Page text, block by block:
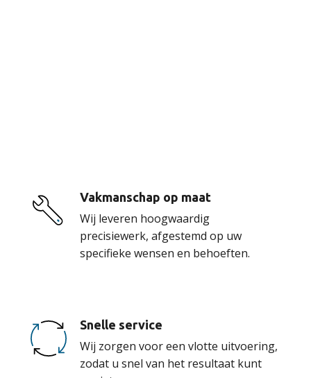
Vakmanschap op maat
Wij leveren hoogwaardig
precisiewerk, afgestemd op uw
specifieke wensen en behoeften.
Snelle service
Wij zorgen voor een vlotte uitvoering,
zodat u snel van het resultaat kunt